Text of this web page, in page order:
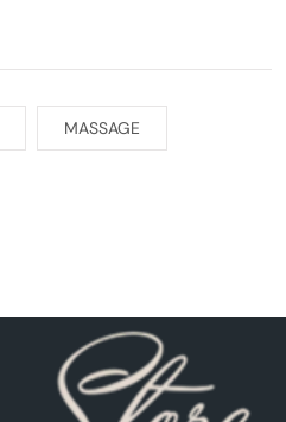
MASSAGE